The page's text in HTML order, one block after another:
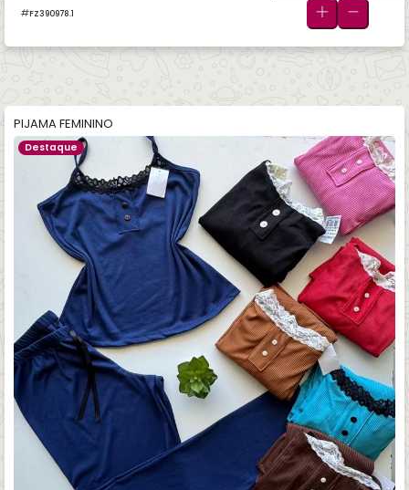
FZ390978.1
PIJAMA FEMININO
Destaque